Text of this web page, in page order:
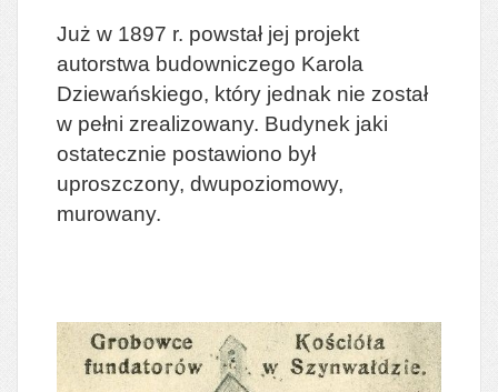
Już w 1897 r. powstał jej projekt
autorstwa budowniczego Karola
Dziewańskiego, który jednak nie został
w pełni zrealizowany. Budynek jaki
ostatecznie postawiono był
uproszczony, dwupoziomowy,
murowany.